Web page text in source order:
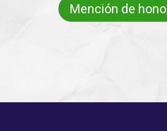
Mención de